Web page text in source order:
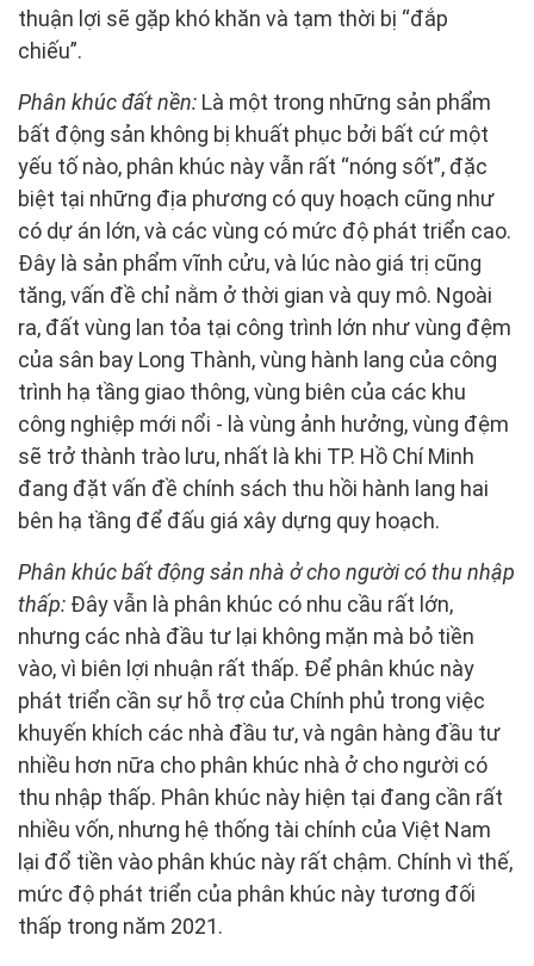
thuận lợi sẽ gặp khó khăn và tạm thời bị “đắp
chiếu”.
Phân khúc đất nền: Là một trong những sản phẩm
bất động sản không bị khuất phục bởi bất cứ một
yếu tố nào, phân khúc này vẫn rất “nóng sốt”, đặc
biệt tại những địa phương có quy hoạch cũng như
có dự án lớn, và các vùng có mức độ phát triển cao.
Đây là sản phẩm vĩnh cửu, và lúc nào giá trị cũng
tăng, vấn đề chỉ nằm ở thời gian và quy mô. Ngoài
ra, đất vùng lan tỏa tại công trình lớn như vùng đệm
của sân bay Long Thành, vùng hành lang của công
trình hạ tầng giao thông, vùng biên của các khu
công nghiệp mới nổi - là vùng ảnh hưởng, vùng đệm
sẽ trở thành trào lưu, nhất là khi TP. Hồ Chí Minh
đang đặt vấn đề chính sách thu hồi hành lang hai
bên hạ tầng để đấu giá xây dựng quy hoạch.
Phân khúc bất động sản nhà ở cho người có thu nhập
thấp: Đây vẫn là phân khúc có nhu cầu rất lớn,
nhưng các nhà đầu tư lại không mặn mà bỏ tiền
vào, vì biên lợi nhuận rất thấp. Để phân khúc này
phát triển cần sự hỗ trợ của Chính phủ trong việc
khuyến khích các nhà đầu tư, và ngân hàng đầu tư
nhiều hơn nữa cho phân khúc nhà ở cho người có
thu nhập thấp. Phân khúc này hiện tại đang cần rất
nhiều vốn, nhưng hệ thống tài chính của Việt Nam
lại đổ tiền vào phân khúc này rất chậm. Chính vì thế,
mức độ phát triển của phân khúc này tương đối
thấp trong năm 2021.